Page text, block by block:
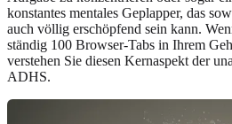
konstantes mentales Geplapper, das
auch völlig erschöpfend sein kann.
ständig 100 Browser-Tabs in Ihrem
verstehen Sie diesen Kernaspekt der
ADHS.